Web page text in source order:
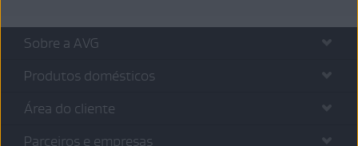
Sobre a AVG
Produtos domésticos
Área do cliente
Parceiros e empresas